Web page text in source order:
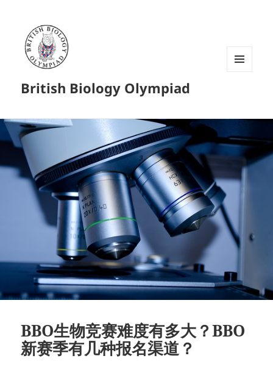
British Biology Olympiad
BBO生物竞赛难度有多大？BBO
新赛季有几种报名渠道？